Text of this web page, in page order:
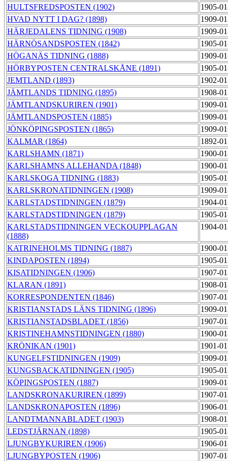
HULTSFREDSPOSTEN (1902)
1905-
HVAD NYTT I DAG? (1898)
1909-
HÄRJEDALENS TIDNING (1908)
1909-
HÄRNÖSANDSPOSTEN (1842)
1905-
HÖGANÄS TIDNING (1888)
1909-
HÖRBYPOSTEN CENTRALSKÅNE (1891)
1905-
JEMTLAND (1893)
1902-
JÄMTLANDS TIDNING (1895)
1908-
JÄMTLANDSKURIREN (1901)
1909-
JÄMTLANDSPOSTEN (1885)
1909-
JÖNKÖPINGSPOSTEN (1865)
1909-
KALMAR (1864)
1892-
KARLSHAMN (1871)
1900-
KARLSHAMNS ALLEHANDA (1848)
1900-
KARLSKOGA TIDNING (1883)
1905-
KARLSKRONATIDNINGEN (1908)
1909-
KARLSTADSTIDNINGEN (1879)
1904-
KARLSTADSTIDNINGEN (1879)
1905-
KARLSTADSTIDNINGEN VECKOUPPLAGAN
(1888)
1904-
KATRINEHOLMS TIDNING (1887)
1900-
KINDAPOSTEN (1894)
1905-
KISATIDNINGEN (1906)
1907-
KLARAN (1891)
1908-
KORRESPONDENTEN (1846)
1907-
KRISTIANSTADS LÄNS TIDNING (1896)
1909-
KRISTIANSTADSBLADET (1856)
1907-
KRISTINEHAMNSTIDNINGEN (1880)
1900-
KRÖNIKAN (1901)
1901-
KUNGELFSTIDNINGEN (1909)
1909-
KUNGSBACKATIDNINGEN (1905)
1905-
KÖPINGSPOSTEN (1887)
1909-
LANDSKRONAKURIREN (1899)
1907-
LANDSKRONAPOSTEN (1896)
1906-
LANDTMANNABLADET (1903)
1908-
LEDSTJÄRNAN (1898)
1905-
LJUNGBYKURIREN (1906)
1906-
LJUNGBYPOSTEN (1906)
1907-